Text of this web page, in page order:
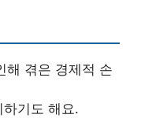
해 겪은 경제적 손
기도 해요.